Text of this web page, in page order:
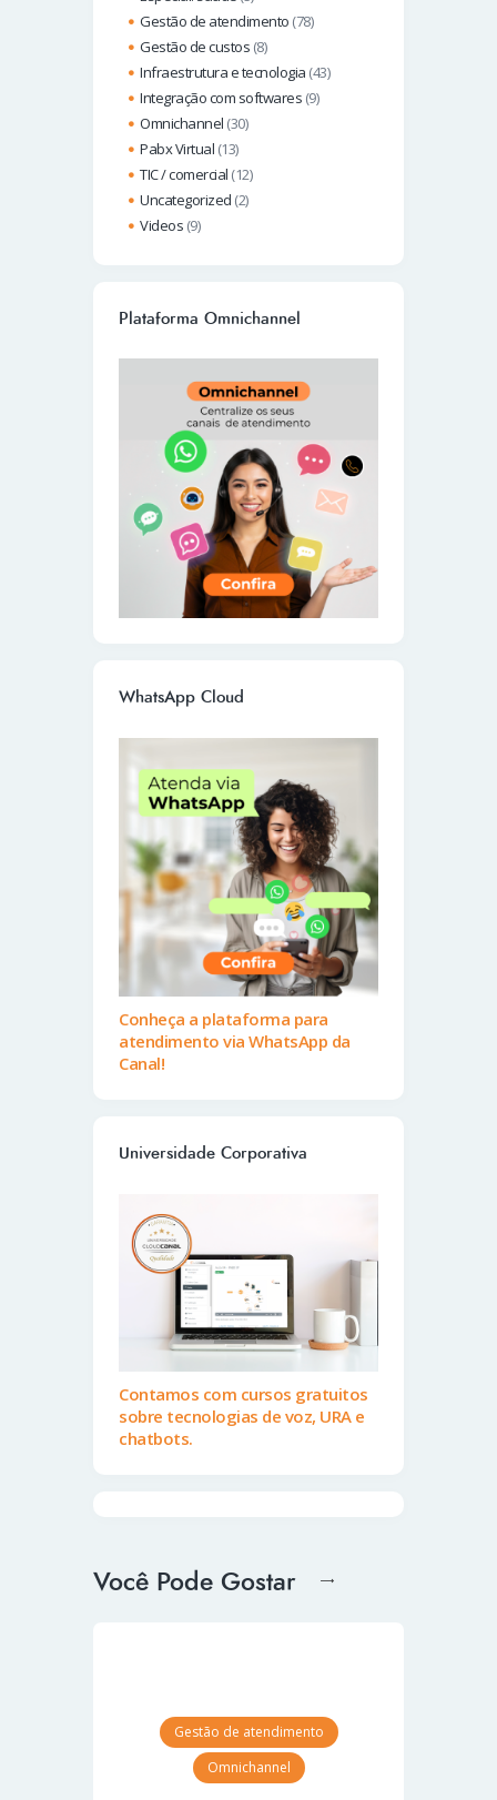
Gestão de atendimento (78)
Gestão de custos (8)
Infraestrutura e tecnologia (43)
Integração com softwares (9)
Omnichannel (30)
Pabx Virtual (13)
TIC / comercial (12)
Uncategorized (2)
Videos (9)
Plataforma Omnichannel
WhatsApp Cloud
Conheça a plataforma para
atendimento via WhatsApp da
Canal!
Universidade Corporativa
Contamos com cursos gratuitos
sobre tecnologias de voz, URA e
chatbots.
Você Pode Gostar
Gestão de atendimento
Omnichannel